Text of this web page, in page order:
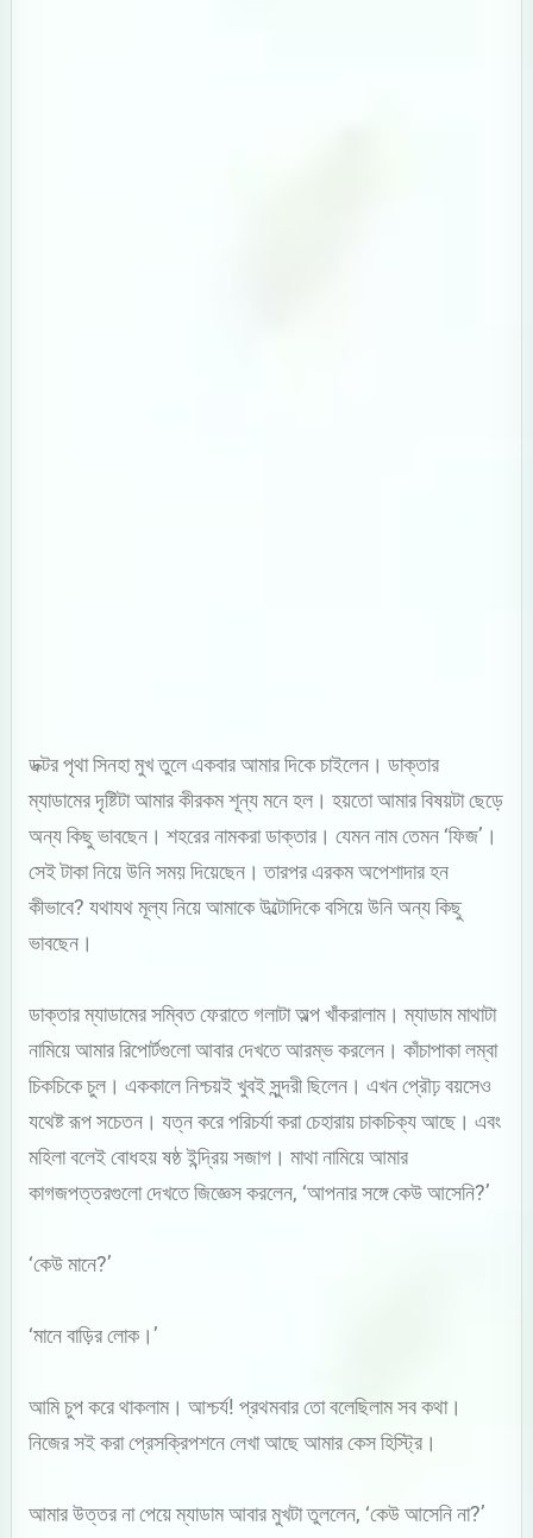
ডক্টর পৃথা সিনহা মুখ তুলে একবার আমার দিকে চাইলেন। ডাক্তার
ম্যাডামের দৃষ্টিটা আমার কীরকম শূন্য মনে হল। হয়তো আমার বিষয়টা ছেড়ে
অন্য কিছু ভাবছেন। শহরের নামকরা ডাক্তার। যেমন নাম তেমন ‘ফিজ’।
সেই টাকা নিয়ে উনি সময় দিয়েছেন। তারপর এরকম অপেশাদার হন
কীভাবে? যথাযথ মূল্য নিয়ে আমাকে উল্টোদিকে বসিয়ে উনি অন্য কিছু
ভাবছেন।
ডাক্তার ম্যাডামের সম্বিত ফেরাতে গলাটা অল্প খাঁকরালাম। ম্যাডাম মাথাটা
নামিয়ে আমার রিপোর্টগুলো আবার দেখতে আরম্ভ করলেন। কাঁচাপাকা লম্বা
চিকচিকে চুল। এককালে নিশ্চয়ই খুবই সুন্দরী ছিলেন। এখন প্রৌঢ় বয়সেও
যথেষ্ট রূপ সচেতন। যত্ন করে পরিচর্যা করা চেহারায় চাকচিক্য আছে। এবং
মহিলা বলেই বোধহয় ষষ্ঠ ইন্দ্রিয় সজাগ। মাথা নামিয়ে আমার
কাগজপত্তরগুলো দেখতে জিজ্ঞেস করলেন, ‘আপনার সঙ্গে কেউ আসেনি?’
‘কেউ মানে?’
‘মানে বাড়ির লোক।’
আমি চুপ করে থাকলাম। আশ্চর্য! প্রথমবার তো বলেছিলাম সব কথা।
নিজের সই করা প্রেসক্রিপশনে লেখা আছে আমার কেস হিস্ট্রি।
আমার উত্তর না পেয়ে ম্যাডাম আবার মুখটা তুললেন, ‘কেউ আসেনি না?’